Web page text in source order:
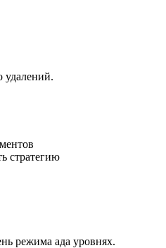
удалений.
стратегию
режима ада уровнях.